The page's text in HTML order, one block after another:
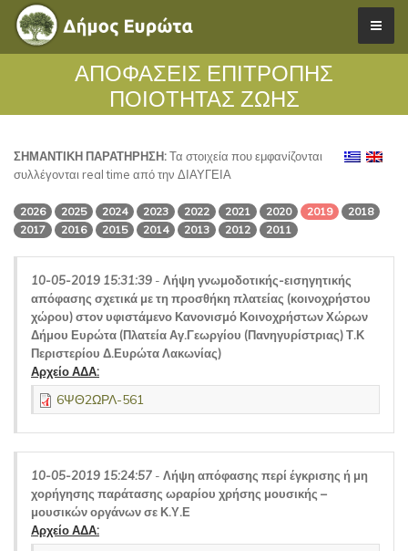
ΑΠΟΦΑΣΕΙΣ ΕΠΙΤΡΟΠΗΣ
ΠΟΙΟΤΗΤΑΣ ΖΩΗΣ
ΣΗΜΑΝΤΙΚΗ ΠΑΡΑΤΗΡΗΣΗ:Τα στοιχεία που εμφανίζονται
συλλέγονται real time από την ΔΙΑΥΓΕΙΑ
2026 2025 2024 2023 2022 2021 2020 2019
2018
2017
2016 2015 2014 2013 2012 2011
10-05-2019 15:31:39 - Λήψη γνωμοδοτικής-εισηγητικής
απόφασης σχετικά με τη προσθήκη πλατείας (κοινοχρήστου
χώρου) στον υφιστάμενο Κανονισμό Κοινοχρήστων Χώρων
Δήμου Ευρώτα (Πλατεία Αγ.Γεωργίου (Πανηγυρίστριας) Τ.Κ
Περιστερίου Δ.Ευρώτα Λακωνίας)
Αρχείο ΑΔΑ:
6ΨΘ2ΩΡΛ-561
10-05-2019 15:24:57 - Λήψη απόφασης περί έγκρισης ή μη
χορήγησης παράτασης ωραρίου χρήσης μουσικής –
μουσικών οργάνων σε Κ.Υ.Ε
Αρχείο ΑΔΑ: